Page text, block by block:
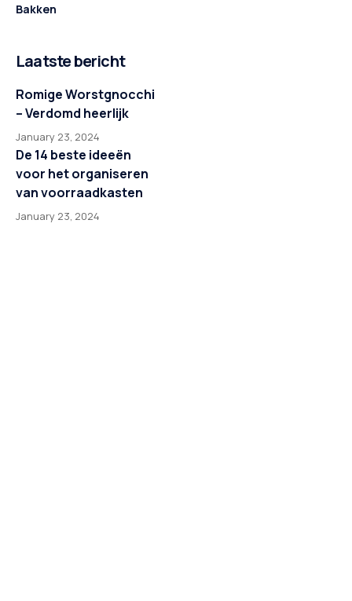
Bakken
Laatste bericht
Romige Worstgnocchi
– Verdomd heerlijk
January 23, 2024
De 14 beste ideeën
voor het organiseren
van voorraadkasten
January 23, 2024